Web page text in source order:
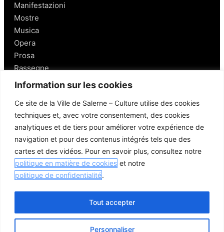
Information sur les cookies
Ce site de la Ville de Salerne – Culture utilise des cookies
techniques et, avec votre consentement, des cookies
analytiques et de tiers pour améliorer votre expérience de
navigation et pour des contenus intégrés tels que des
cartes et des vidéos. Pour en savoir plus, consultez notre
politique en matière de cookies et notre
politique de confidentialité.
Personnaliser
Tout accepter
Manifestazioni
Mostre
Musica
Opera
Prosa
Rassegne
Salerno
Personaggi
Enogastronomia
Mobilità a Salerno
Luoghi nei Dintorni
Link utili